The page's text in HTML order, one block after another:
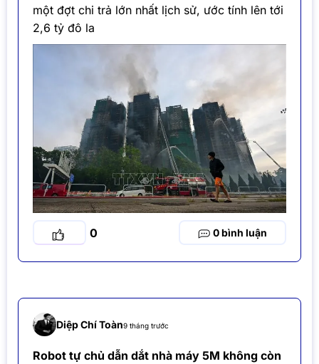
một đợt chi trả lớn nhất lịch sử, ước tính lên tới
2,6 tỷ đô la
0 0
Diệp Chí Toàn9 tháng trước
Robot tự chủ dẫn dắt nhà máy 5M không còn